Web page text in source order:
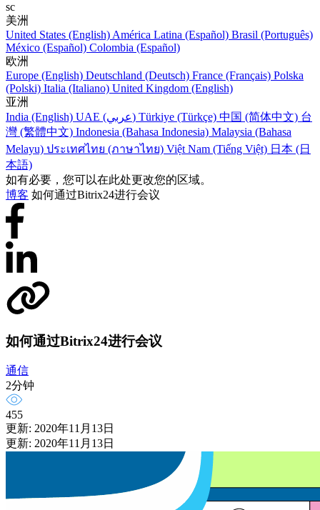
sc
美洲
United States (English) América Latina (Español) Brasil (Português)
México (Español) Colombia (Español)
欧洲
Europe (English) Deutschland (Deutsch) France (Français) Polska
(Polski) Italia (Italiano) United Kingdom (English)
亚洲
India (English)
UAE (عربي) Türkiye (Türkçe) 中国 (简体中文) 台
灣 (繁體中文) Indonesia (Bahasa Indonesia) Malaysia (Bahasa
Melayu) ประเทศไทย (ภาษาไทย) Việt Nam (Tiếng Việt) 日本 (日
本語)
如有必要，您可以在此处更改您的区域。
博客 如何通过Bitrix24进行会议
如何通过Bitrix24进行会议
通信
2分钟
455
更新: 2020年11月13日
更新: 2020年11月13日